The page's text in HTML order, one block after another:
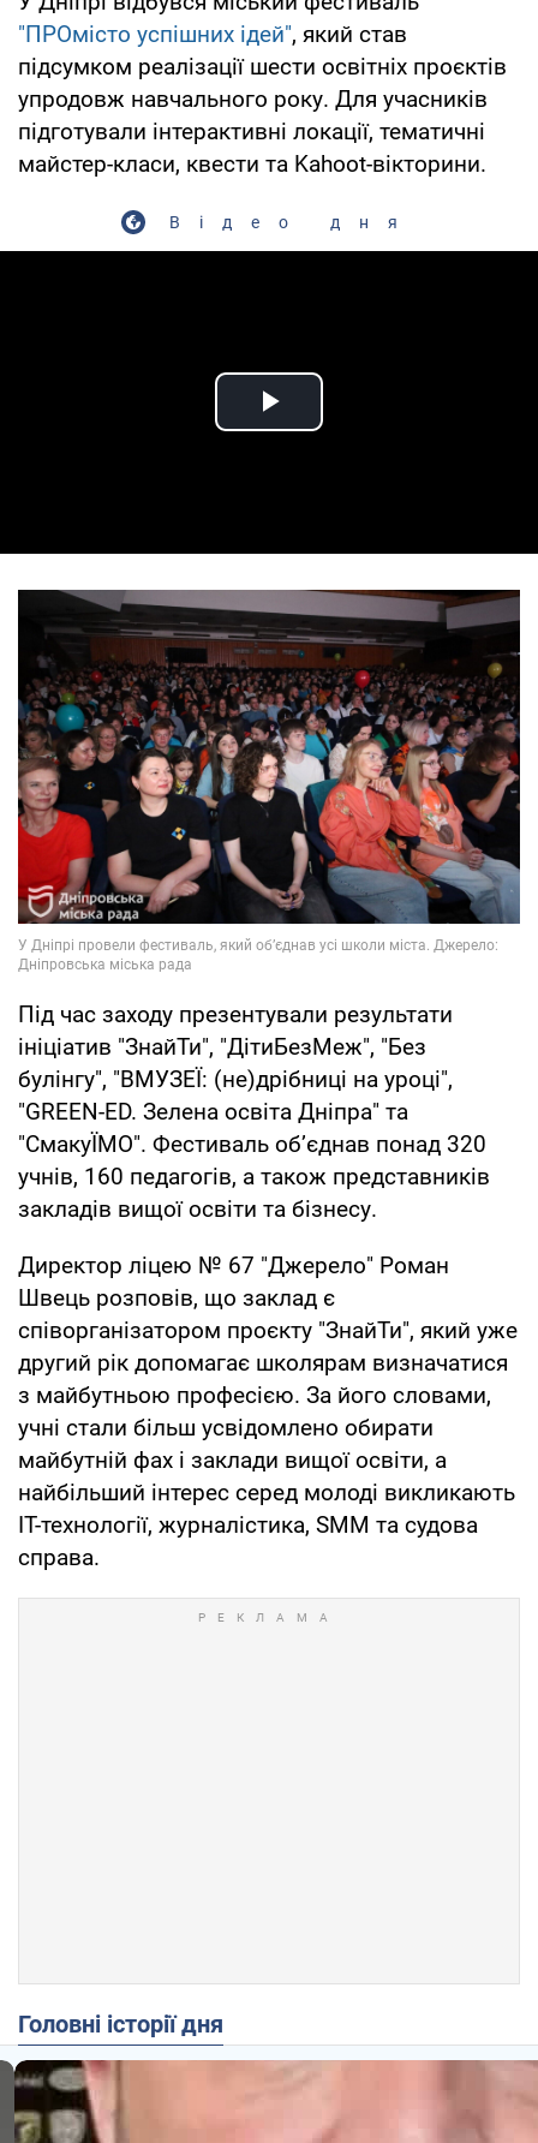
"ПРОмісто успішних ідей", який став
підсумком реалізації шести освітніх проєктів
упродовж навчального року. Для учасників
підготували інтерактивні локації, тематичні
майстер-класи, квести та Kahoot-вікторини.
Відео дня
Play Video
Під час заходу презентували результати
ініціатив "ЗнайТи", "ДітиБезМеж", "Без
булінгу", "ВМУЗЕЇ: (не)дрібниці на уроці",
"GREEN-ED. Зелена освіта Дніпра" та
"СмакуЇМО". Фестиваль об’єднав понад 320
учнів, 160 педагогів, а також представників
закладів вищої освіти та бізнесу.
Директор ліцею № 67 "Джерело" Роман
Швець розповів, що заклад є
співорганізатором проєкту "ЗнайТи", який уже
другий рік допомагає школярам визначатися
з майбутньою професією. За його словами,
учні стали більш усвідомлено обирати
майбутній фах і заклади вищої освіти, а
найбільший інтерес серед молоді викликають
IT-технології, журналістика, SMM та судова
справа.
Головні історії дня